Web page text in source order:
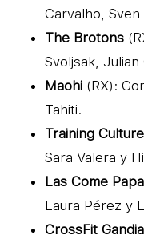
Carvalho, Sven
The Brotons
Svoljsak, Julian
Maohi (RX):
Tahiti.
Training Culture
Sara Valera y
Las Come
Laura Pérez y
CrossFit Gandia